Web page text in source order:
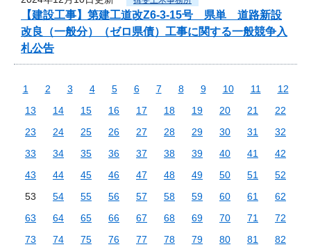
【建設工事】第建工道改Z6-3-15号 県単 道路新設
改良（一般分）（ゼロ県債）工事に関する一般競争入
札公告
1 2 3 4 5 6 7 8 9 10 11
12
13
14 15 16 17 18 19 20 21
22
23
24 25 26 27 28 29 30 31
32
33
34 35 36 37 38 39 40 41
42
43
44 45 46 47 48 49 50 51
52
53
54 55 56 57 58 59 60 61
62
63
64 65 66 67 68 69 70 71
72
73
74 75 76 77 78 79 80 81
82